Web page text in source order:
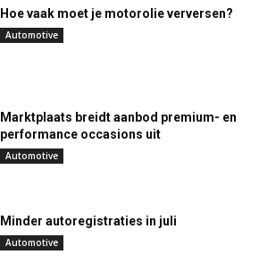
Hoe vaak moet je motorolie verversen?
Automotive
Marktplaats breidt aanbod premium- en
performance occasions uit
Automotive
Minder autoregistraties in juli
Automotive